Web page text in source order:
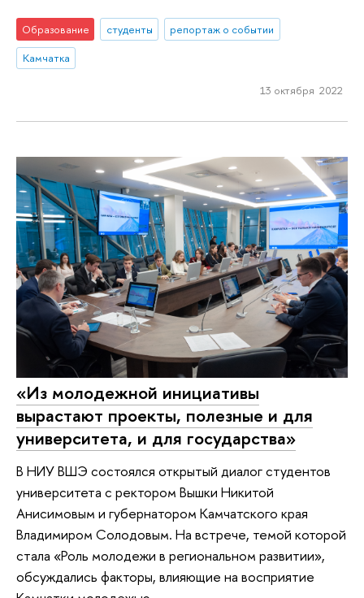
Образование студенты
репортаж о событии
Камчатка
13 октября 2022
«Из молодежной инициативы
вырастают проекты, полезные и для
университета, и для государства»
В НИУ ВШЭ состоялся открытый диалог студентов
университета с ректором Вышки Никитой
Анисимовым и губернатором Камчатского края
Владимиром Солодовым. На встрече, темой которой
стала «Роль молодежи в региональном развитии»,
обсуждались факторы, влияющие на восприятие